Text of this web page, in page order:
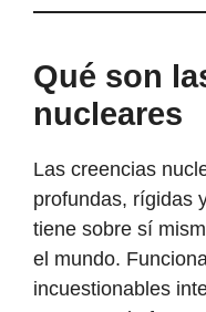
Qué son
nucleares
Las creencias
profundas, rígidas
tiene sobre sí
el mundo.
incuestionables